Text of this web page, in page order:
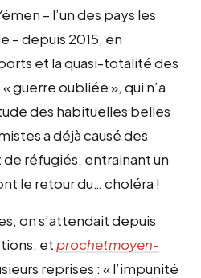
– l’un des pays les
– depuis 2015, en
et la quasi-totalité des
guerre oubliée », qui n’a
des habituelles belles
a déjà causé des
réfugiés, entrainant un
le retour du… choléra !
on s’attendait depuis
etprochetmoyen-
reprises : « l’impunité